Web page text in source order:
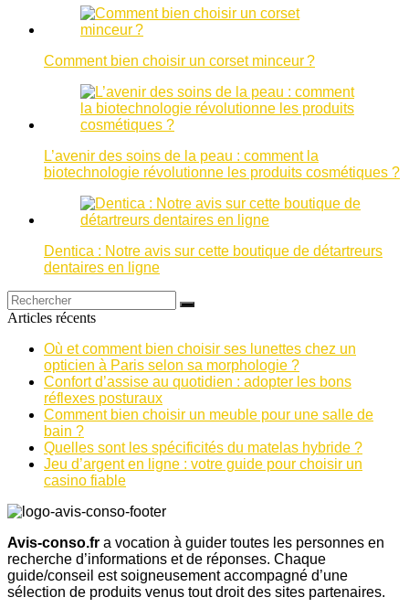
Comment bien choisir un corset minceur ?
L’avenir des soins de la peau : comment la
biotechnologie révolutionne les produits cosmétiques ?
Dentica : Notre avis sur cette boutique de détartreurs
dentaires en ligne
Articles récents
Où et comment bien choisir ses lunettes chez un
opticien à Paris selon sa morphologie ?
Confort d’assise au quotidien : adopter les bons
réflexes posturaux
Comment bien choisir un meuble pour une salle de
bain ?
Quelles sont les spécificités du matelas hybride ?
Jeu d’argent en ligne : votre guide pour choisir un
casino fiable
Avis-conso.fr a vocation à guider toutes les personnes en
recherche d’informations et de réponses. Chaque
guide/conseil est soigneusement accompagné d’une
sélection de produits venus tout droit des sites partenaires.